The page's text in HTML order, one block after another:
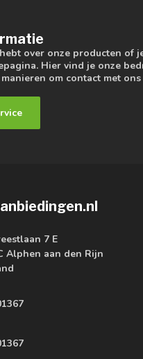
over onze producten of
Hier vind je onze
om contact met
7 E
Alphen aan den Rijn